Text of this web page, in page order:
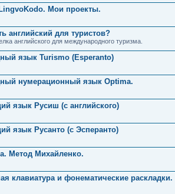
Мои проекты.
английский для туристов?
английского для международного туризма.
язык Turismo (Esperanto)
нумерационный язык Optima.
язык Русиш (с английского)
язык Русанто (с Эсперанто)
Метод Михайленко.
клавиатура и фонематические раскладки.